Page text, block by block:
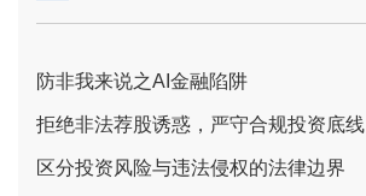
防非我来说之AI金融陷阱
拒绝非法荐股诱惑，严守合规投资底线
区分投资风险与违法侵权的法律边界